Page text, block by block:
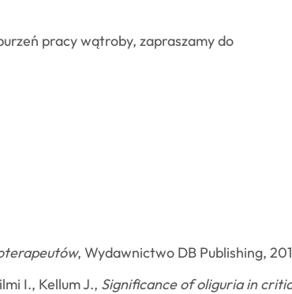
pracy wątroby, zapraszamy do
, Wydawnictwo DB Publishing,
I., Kellum J., Significance of oliguria in